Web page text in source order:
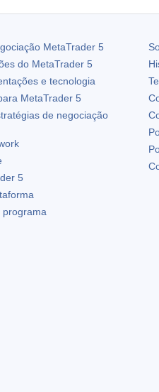
MetaTrader 5
do MetaTrader 5
e tecnologia
MetaTrader 5
de negociação
5
programa